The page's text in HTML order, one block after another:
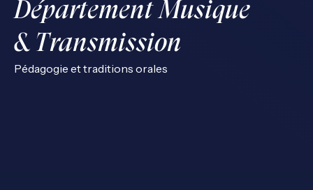
Département Musique
& Transmission
Pédagogie et traditions orales